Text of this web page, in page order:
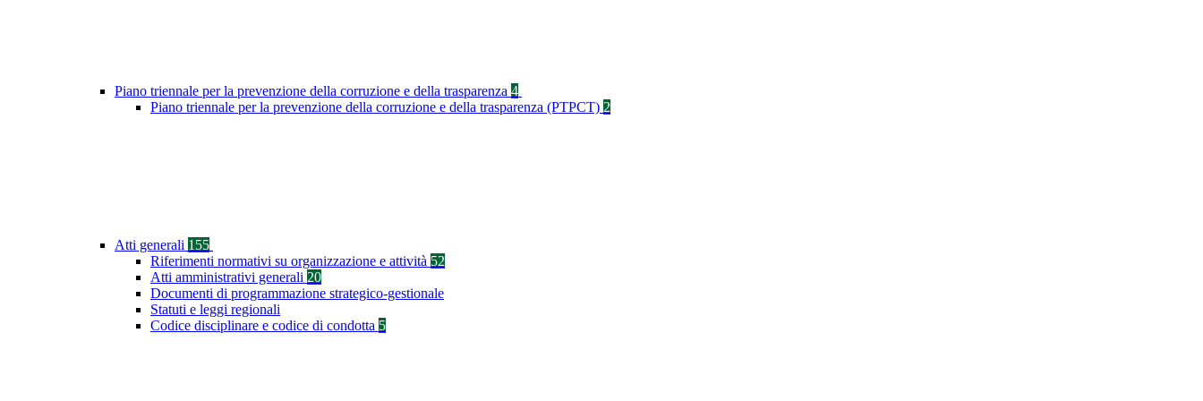
Piano triennale per la prevenzione della corruzione e della trasparenza 4
Piano triennale per la prevenzione della corruzione e della trasparenza (PTPCT) 2
Atti generali 155
Riferimenti normativi su organizzazione e attività 52
Atti amministrativi generali 20
Documenti di programmazione strategico-gestionale
Statuti e leggi regionali
Codice disciplinare e codice di condotta 5